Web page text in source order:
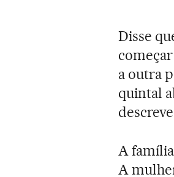
Disse
a outra
quintal
A família
A